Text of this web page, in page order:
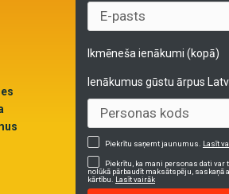
Ikmēneša ienākumi (kopā)
Ienākumus gūstu ārpus
Piekrītu saņemt jaunumus. Lasīt
Piekrītu, ka mani personas dati
nolūkā pārbaudīt maksātspēju, saskaņā
kārtību. Lasīt vairāk